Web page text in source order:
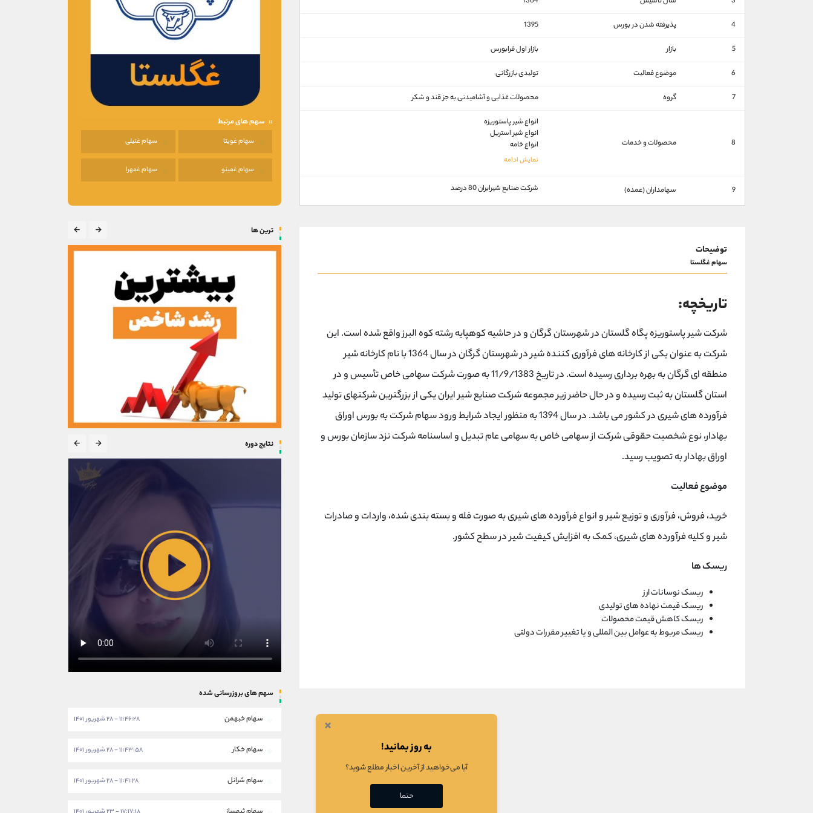
4
پذیرفته شدن در بورس
1395
5
بازار
بازار اول فرابورس
6
موضوع فعالیت
تولیدی بازرگانی
7
گروه محصولات غذايی و آشاميدنی به جز قند و شكر
8 محصولات و خدمات
انواع شير پاستوريزه
انواع شير استريل
انواع خامه
9 سهامداران (عمده) شركت صنايع شيرايران 80 درصد
سهم های مرتبط
سهام غویتا سهام غنیلی
سهام غمینو سهام غمهرا
توضیحات
سهام غگلستا
تاریخچه:
شرکت شیر پاستوریزه پگاه گلستان در شهرستان گرگان و در حاشیه کوهپایه رشته کوه البرز واقع شده است. این
شرکت به عنوان یکی از کارخانه های فرآوری کننده شیر در شهرستان گرگان در سال 1364 با نام کارخانه شیر
منطقه ای گرگان به بهره برداری رسیده است. در تاریخ 11/9/1383 به صورت شرکت سهامی خاص تأسیس و در
استان گلستان به ثبت رسیده و در حال حاضر زیر مجموعه شرکت صنایع شیر ایران یکی از بزرگترین شرکتهای تولید
فرآورده های شیری در کشور می باشد. در سال 1394 به منظور ایجاد شرایط ورود سهام شرکت به بورس اوراق
بهادار، نوع شخصیت حقوقی شرکت از سهامی خاص به سهامی عام تبدیل و اساسنامه شرکت نزد سازمان بورس و
اوراق بهادار به تصویب رسید.
موضوع فعالیت
خرید، فروش، فرآوری و توزیع شیر و انواع فرآورده های شیری به صورت فله و بسته بندی شده، واردات و صادرات
شیر و کلیه فرآورده های شیری، کمک به افزایش کیفیت شیر در سطح کشور.
ریسک ها
ریسک نوسانات ارز
ریسک قیمت نهاده های تولیدی
ریسک کاهش قیمت محصولات
ریسک مربوط به عوامل بین المللی و یا تغییر مقررات دولتی
ترین ها
نتایج دوره
سهم های بروزرسانی شده
سهام خبهمن ۱۱:۴۶:۲۸ - ۲۸ شهریور ۱۴۰۱
سهام خکار ۱۱:۴۳:۵۸ - ۲۸ شهریور ۱۴۰۱
سهام شرانل ۱۱:۴۱:۲۸ - ۲۸ شهریور ۱۴۰۱
×
به روز بمانید!
آیا می‌خواهید از آخرین اخبار مطلع شوید؟
حتما